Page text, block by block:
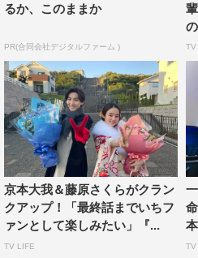
朝加真由美（山根恵子役
脚本を読んだ時、なんと初々し
んだろ！ 若いっていいな！ 目
らこそ乗り越えられるエネルギ
しい！ と思いました。私が演
ニアライフを楽しんでいるお
方に憧れがあるので、役を通
す。このドラマは、今を生き
して自分は今を大切に生きて
てみたくなる作品ではないか
るか、このままか
PR(合同会社デジタルファーム ) TV
京本大我＆藤原さくらがクラン
クアップ！「最終話までいちフ
ァンとして楽しみたい」『...
TV LIFE TV